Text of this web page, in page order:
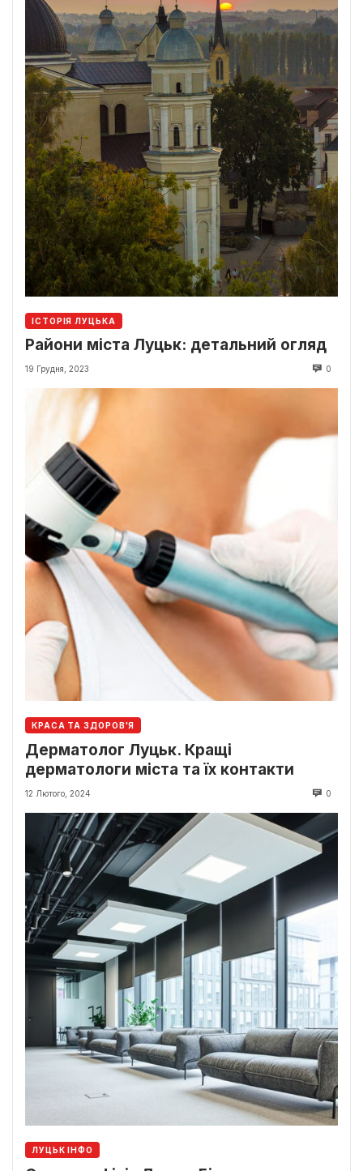
ІСТОРІЯ ЛУЦЬКА
Райони міста Луцьк: детальний огляд
19 Грудня, 2023 0
КРАСА ТА ЗДОРОВ'Я
Дерматолог Луцьк. Кращі
дерматологи міста та їх контакти
12 Лютого, 2024 0
ЛУЦЬК ІНФО